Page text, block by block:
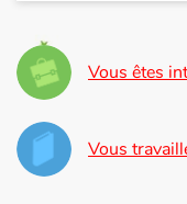
Vous êtes
Vous